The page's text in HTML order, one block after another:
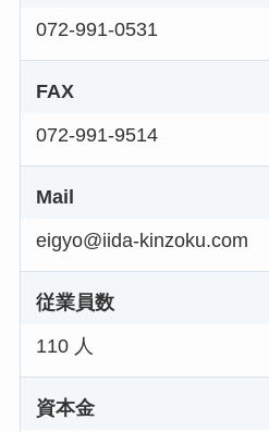
072-991-0531
FAX
072-991-9514
Mail
eigyo@iida-kinzoku.com
従業員数
110 人
資本金